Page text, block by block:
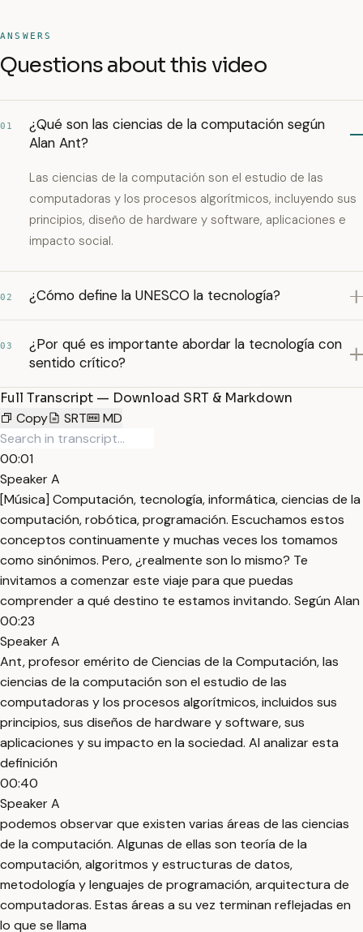
ANSWERS
Questions about this video
01
¿Qué son las ciencias de la computación según
Alan Ant?
Las ciencias de la computación son el estudio de las
computadoras y los procesos algorítmicos, incluyendo sus
principios, diseño de hardware y software, aplicaciones e
impacto social.
02 ¿Cómo define la UNESCO la tecnología?
03
¿Por qué es importante abordar la tecnología con
sentido crítico?
Full Transcript — Download SRT & Markdown
Copy
SRT MD
00:01
Speaker A
[Música] Computación, tecnología, informática, ciencias de la
computación, robótica, programación. Escuchamos estos
conceptos continuamente y muchas veces los tomamos
como sinónimos. Pero, ¿realmente son lo mismo? Te
invitamos a comenzar este viaje para que puedas
comprender a qué destino te estamos invitando. Según Alan
00:23
Speaker A
Ant, profesor emérito de Ciencias de la Computación, las
ciencias de la computación son el estudio de las
computadoras y los procesos algorítmicos, incluidos sus
principios, sus diseños de hardware y software, sus
aplicaciones y su impacto en la sociedad. Al analizar esta
definición
00:40
Speaker A
podemos observar que existen varias áreas de las ciencias
de la computación. Algunas de ellas son teoría de la
computación, algoritmos y estructuras de datos,
metodología y lenguajes de programación, arquitectura de
computadoras. Estas áreas a su vez terminan reflejadas en
lo que se llama